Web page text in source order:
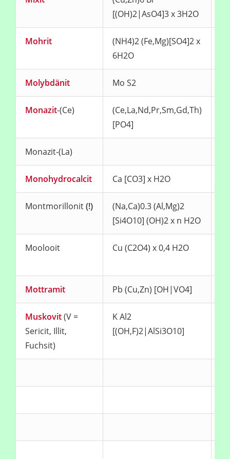
[(OH)2|AsO4]3 x 3H2O
Mohrit
(NH4)2 (Fe,Mg)[SO4]2 x
6H2O
Molybdänit Mo S2
Monazit-(Ce)
(Ce,La,Nd,Pr,Sm,Gd,Th)
[PO4]
Monazit-(La)
Monohydrocalcit Ca [CO3] x H2O
Montmorillonit(!)
(Na,Ca)0.3 (Al,Mg)2
[Si4O10] (OH)2 x n H2O
Moolooit Cu (C2O4) x 0,4 H2O
Mottramit Pb (Cu,Zn) [OH|VO4]
Muskovit(V =
Sericit, Illit,
Fuchsit)
K Al2
[(OH,F)2|AlSi3O10]